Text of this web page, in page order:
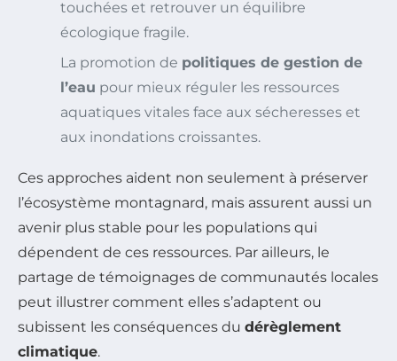
touchées et retrouver un équilibre
écologique fragile.
La promotion de politiques de gestion de
l’eau pour mieux réguler les ressources
aquatiques vitales face aux sécheresses et
aux inondations croissantes.
Ces approches aident non seulement à préserver
l’écosystème montagnard, mais assurent aussi un
avenir plus stable pour les populations qui
dépendent de ces ressources. Par ailleurs, le
partage de témoignages de communautés locales
peut illustrer comment elles s’adaptent ou
subissent les conséquences du dérèglement
climatique.